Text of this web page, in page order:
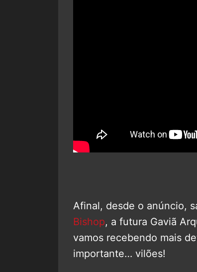
Afinal, desde o anúncio,
Bishop, a futura Gaviã
vamos recebendo mais
importante… vilões!